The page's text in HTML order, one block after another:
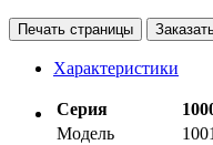
Печать страницы
Характеристики
Cерия
Модель
1001